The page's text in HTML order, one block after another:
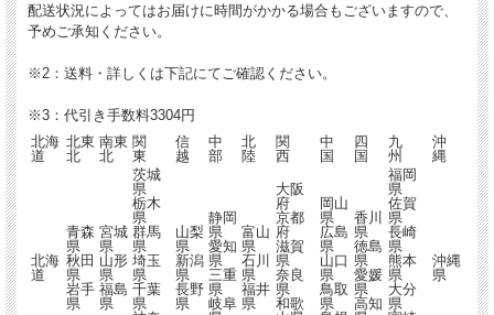
配送状況によってはお届けに時間がかかる場合もございますので、
予めご承知ください。
※2：送料・詳しくは下記にてご確認ください。
※3：代引き手数料3304円
北海
道
北東
北
南東
北
関
東
信
越
中
部
北
陸
関
西
中
国
四
国
九
州
沖
縄
北海
道
青森
県
秋田
県
岩手
県
宮城
県
山形
県
福島
県
茨城
県
栃木
県
群馬
県
埼玉
県
千葉
県
山梨
県
新潟
県
長野
県
静岡
県
愛知
県
三重
県
岐阜
富山
県
石川
県
福井
県
大阪
府
京都
府
滋賀
県
奈良
県
和歌
岡山
県
広島
県
山口
県
鳥取
県
香川
県
徳島
県
愛媛
県
高知
福岡
県
佐賀
県
長崎
県
熊本
県
大分
県
沖縄
県